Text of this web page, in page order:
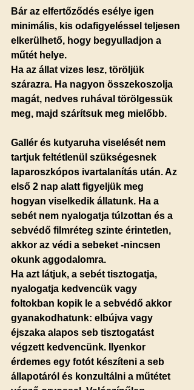
Bár az elfertőződés esélye igen
minimális, kis odafigyeléssel teljesen
elkerülhető, hogy begyulladjon a
műtét helye.
Ha az állat vizes lesz, töröljük
szárazra. Ha nagyon összekoszolja
magát, nedves ruhával törölgessük
meg, majd szárítsuk meg mielőbb.
Gallér és kutyaruha viselését nem
tartjuk feltétlenül szükségesnek
laparoszkópos ivartalanítás után. Az
első 2 nap alatt figyeljük meg
hogyan viselkedik állatunk. Ha a
sebét nem nyalogatja túlzottan és a
sebvédő filmréteg szinte érintetlen,
akkor az védi a sebeket -nincsen
okunk aggodalomra.
Ha azt látjuk, a sebét tisztogatja,
nyalogatja kedvencük vagy
foltokban kopik le a sebvédő akkor
gyanakodhatunk: elbújva vagy
éjszaka alapos seb tisztogatást
végzett kedvencünk. Ilyenkor
érdemes egy fotót készíteni a seb
állapotáról és konzultálni a műtétet